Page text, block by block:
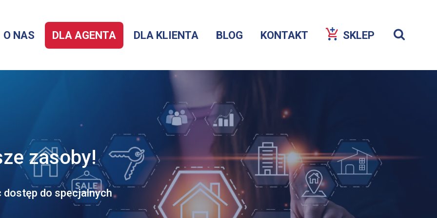
O NAS DLA AGENTA DLA KLIENTA BLOG KONTAKT SKLEP
Wyświetl
zasoby!
do specjalnych